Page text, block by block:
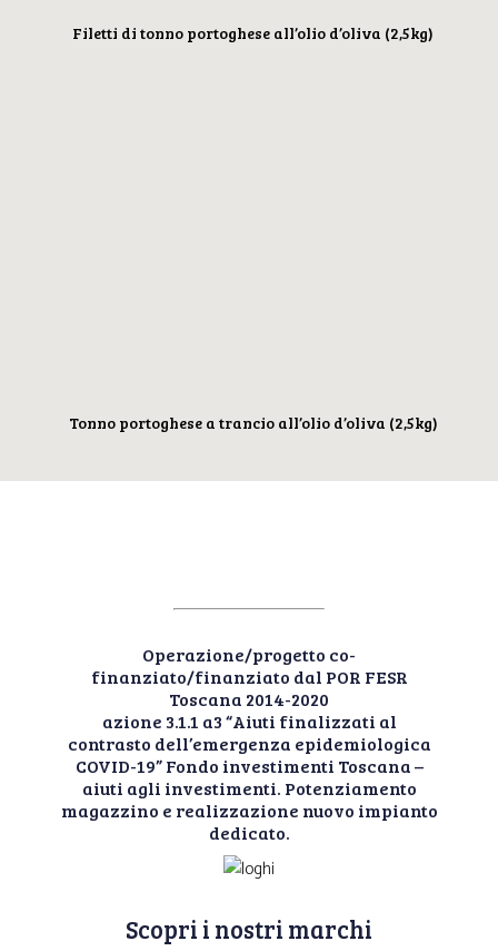
Filetti di tonno portoghese all’olio d’oliva (2,5kg)
Tonno portoghese a trancio all’olio d’oliva (2,5kg)
Operazione/progetto co-
finanziato/finanziato dal POR FESR
Toscana 2014-2020
azione 3.1.1 a3 “Aiuti finalizzati al
contrasto dell’emergenza epidemiologica
COVID-19” Fondo investimenti Toscana –
aiuti agli investimenti. Potenziamento
magazzino e realizzazione nuovo impianto
dedicato.
Scopri i nostri marchi